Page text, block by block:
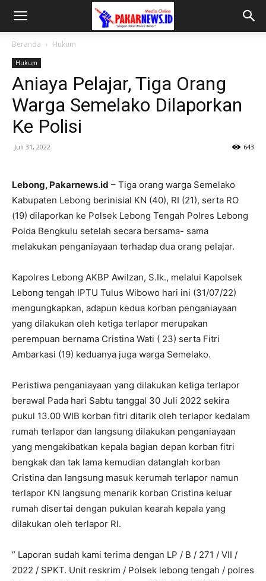
Beranda Hukum
Hukum
Aniaya Pelajar, Tiga Orang
Warga Semelako Dilaporkan
Ke Polisi
Juli 31, 2022 643
Lebong, Pakarnews.id – Tiga orang warga Semelako
Kabupaten Lebong berinisial KN (40), RI (21), serta RO
(19) dilaporkan ke Polsek Lebong Tengah Polres Lebong
Polda Bengkulu setelah secara bersama- sama
melakukan penganiayaan terhadap dua orang pelajar.
Kapolres Lebong AKBP Awilzan, S.Ik., melalui Kapolsek
Lebong tengah IPTU Tulus Wibowo hari ini (31/07/22)
mengungkapkan, adapun kedua korban penganiayaan
yang dilakukan oleh ketiga terlapor merupakan
perempuan bernama Cristina Wati ( 23) serta Fitri
Ambarkasi (19) keduanya juga warga Semelako.
Peristiwa penganiayaan yang dilakukan ketiga terlapor
berawal ‌Pada hari Sabtu tanggal 30 Juli 2022 sekira
pukul 13.00 WIB korban fitri ditarik oleh terlapor kedalam
rumah terlapor dan langsung dilakukan penganiayaan
yang mengakibatkan kepala bagian depan korban fitri
bengkak dan tak lama kemudian datanglah korban
Cristina dan langsung masuk kerumah terlapor namun
terlapor KN langsung menarik korban Cristina keluar
rumah disertai dengan pukulan kearah kepala yang
dilakukan oleh terlapor RI.
” Laporan sudah kami terima dengan LP / B / 271 / VII /
2022 / SPKT. Unit reskrim / Polsek lebong tengah / polres